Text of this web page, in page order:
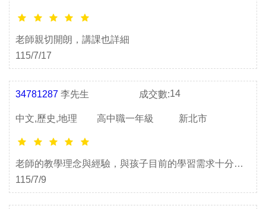
老師親切開朗，講課也詳細
115/7/17
34781287 李先生 成交數:14
中文,歷史,地理 高中職一年級 新北市
老師的教學理念與經驗，與孩子目前的學習需求十分契
合，很高興有機會與您合作。
115/7/9